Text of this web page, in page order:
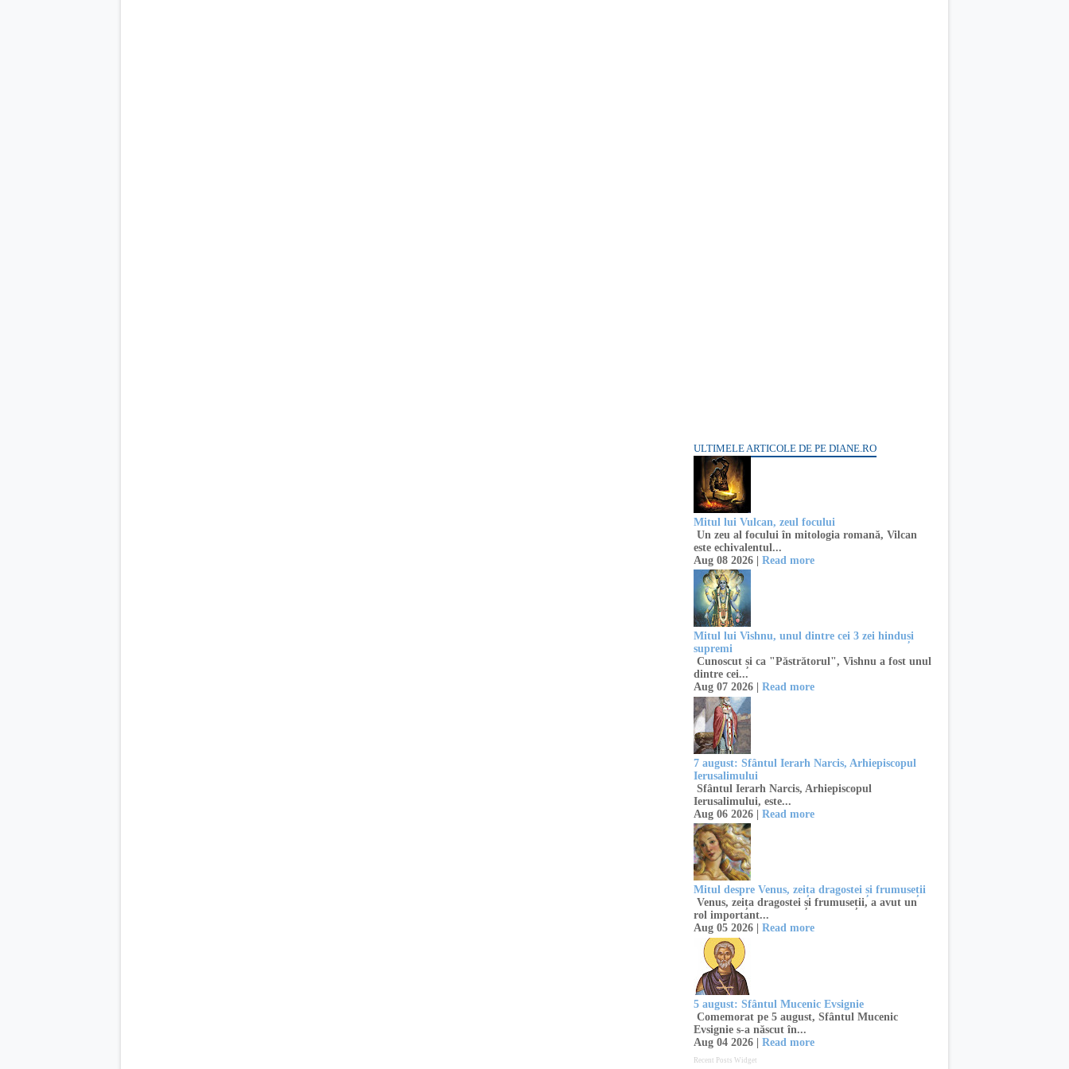
ULTIMELE ARTICOLE DE PE DIANE.RO
Mitul lui Vulcan, zeul focului
Un zeu al focului în mitologia romană, Vilcan
este echivalentul...
Aug 08 2026 | Read more
Mitul lui Vishnu, unul dintre cei 3 zei hinduși
supremi
Cunoscut și ca "Păstrătorul", Vishnu a fost unul
dintre cei...
Aug 07 2026 | Read more
7 august: Sfântul Ierarh Narcis, Arhiepiscopul
Ierusalimului
Sfântul Ierarh Narcis, Arhiepiscopul
Ierusalimului, este...
Aug 06 2026 | Read more
Mitul despre Venus, zeița dragostei și frumuseții
Venus, zeița dragostei și frumuseții, a avut un
rol important...
Aug 05 2026 | Read more
5 august: Sfântul Mucenic Evsignie
Comemorat pe 5 august, Sfântul Mucenic
Evsignie s-a născut în...
Aug 04 2026 | Read more
Recent Posts Widget